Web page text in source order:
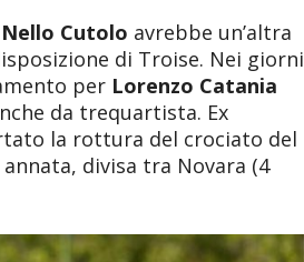
Nello Cutolo avrebbe un’altra
di Troise. Nei giorni
per Lorenzo Catania
da trequartista. Ex
la rottura del crociato del
divisa tra Novara (4